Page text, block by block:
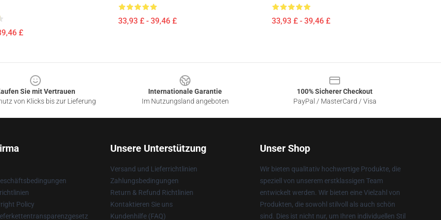
£
33,93 £ - 39,46 £ 33,93 £ - 39,46 £
Sie mit Vertrauen
von Klicks bis zur Lieferung
Internationale Garantie
Im Nutzungsland angeboten
100% Sicherer Checkout
PayPal / MasterCard / Visa
Policy
Unsere Unterstützung
Versand und Lieferrichtlinien
Zahlungsbedingungen
Return & Refund Richtlinien
Kontaktieren Sie uns
Kundenhilfe (FAQ)
Unser Shop
Wir bieten qualitativ hochwertige Produkte, die
speziell von unserem erstklassigen Team
entwickelt werden. Wir bieten eine Vielzahl von
Produkten, die sowohl stilvoll als auch schön
sind. Dies ist nicht nur, um Ihren individuellen Stil